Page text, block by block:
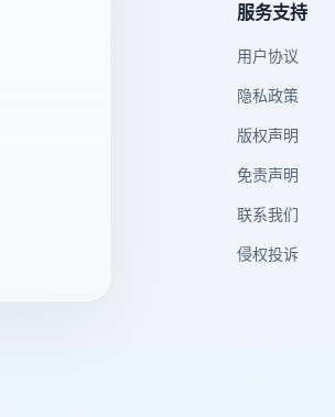
服务支持
用户协议
隐私政策
版权声明
免责声明
联系我们
侵权投诉